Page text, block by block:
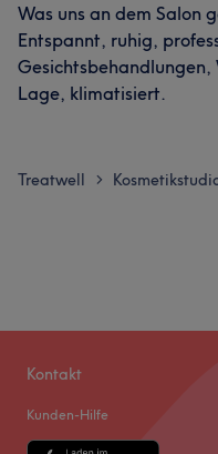
Was uns an dem Salon
Entspannt, ruhig,
Gesichtsbehandlungen,
Lage, klimatisiert.
Treatwell >
Kontakt
Kunden-Hilfe